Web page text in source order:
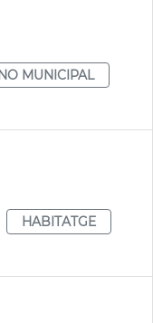
MUNICIPAL
HABITATGE